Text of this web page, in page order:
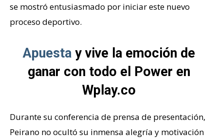
se mostró entusiasmado por iniciar este nuevo
proceso deportivo.
Apuesta y vive la emoción de
ganar con todo el Power en
Wplay.co
Durante su conferencia de prensa de presentación,
Peirano no ocultó su inmensa alegría y motivación